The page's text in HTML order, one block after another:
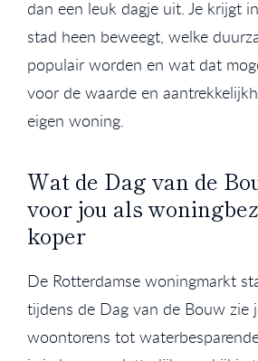
dan een leuk dagje uit. Je krijgt
stad heen beweegt, welke
populair worden en wat dat
voor de waarde en
eigen woning.
Wat de Dag van de
voor jou als
koper
De Rotterdamse woningmarkt
tijdens de Dag van de Bouw zie
woontorens tot